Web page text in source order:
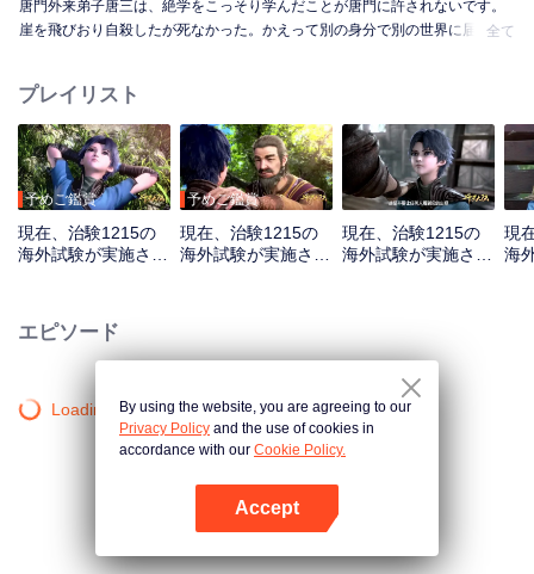
唐門外来弟子唐三は、絶学をこっそり学んだことが唐門に許されないです。
崖を飛びおり自殺したが死なかった。かえって別の身分で別の世界に届きま
の中で武魂を目覚めることをします。武魂には動物、植物、器物があり、
人々の日常生活を助けることができます。その中に特別に優れた武魂は修練
して戦闘を行うことができます。この職業は闘羅大陸上で最も強くて光栄で
「魂師」という職業です。小さな唐三は聖魂村で魂師の修行を始めて、唐門
振興の夢も芽生えた。唐門の暗器が闘羅大陸に届く時、唐三の武魂が覚醒る
時、彼はこの武魂の世界で再び唐門の復興させることができるか？
全て
プレイリスト
予めご鑑賞
現在、治験1215の
海外試験が実施され
予めご鑑賞
現在、治験1215の
海外試験が実施され
現在、治験1215の
海外試験が実施され
現
海
エピソード
Loading…By using the website, you are agreeing to our
Privacy Policy and the use of cookies in
accordance with our Cookie Policy.
Accept